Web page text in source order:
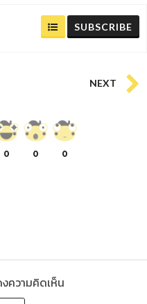
SUBSCRIBE
NEXT
0 0 0
ความคิดเห็น